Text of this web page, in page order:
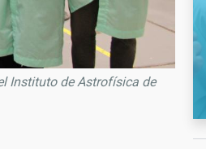
Instituto de Astrofísica de